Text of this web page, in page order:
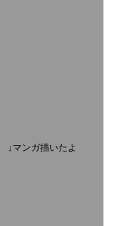
↓マンガ描いたよ